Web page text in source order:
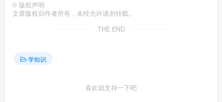
© 版权声明
文章版权归作者所有，未经允许请勿转载。
THE END
学知识
喜欢就支持一下吧